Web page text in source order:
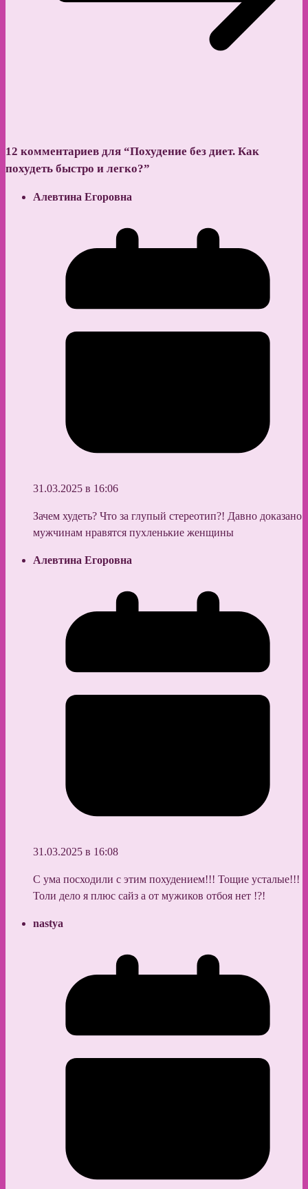
12 комментариев для “Похудение без диет. Как
похудеть быстро и легко?”
Алевтина Егоровна
31.03.2025 в 16:06
Зачем худеть? Что за глупый стереотип?! Давно доказано
мужчинам нравятся пухленькие женщины
Алевтина Егоровна
31.03.2025 в 16:08
С ума посходили с этим похудением!!! Тощие усталые!!!
Толи дело я плюс сайз а от мужиков отбоя нет !?!
nastya